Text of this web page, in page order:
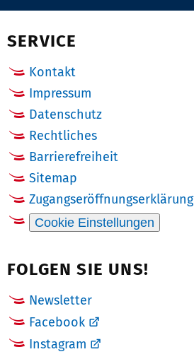
SERVICE
Kontakt
Impressum
Datenschutz
Rechtliches
Barrierefreiheit
Sitemap
Zugangseröffnungserklärung
Cookie Einstellungen
FOLGEN SIE UNS!
Newsletter
Facebook
Instagram